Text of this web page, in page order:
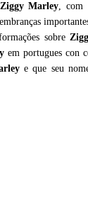
Ziggy Marley, com
sobre
em portugues con
e que seu